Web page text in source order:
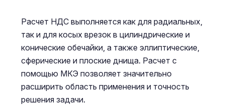
Расчет НДС выполняется как для радиальных,
так и для косых врезок в цилиндрические и
конические обечайки, а также эллиптические,
сферические и плоские днища. Расчет с
помощью МКЭ позволяет значительно
расширить область применения и точность
решения задачи.